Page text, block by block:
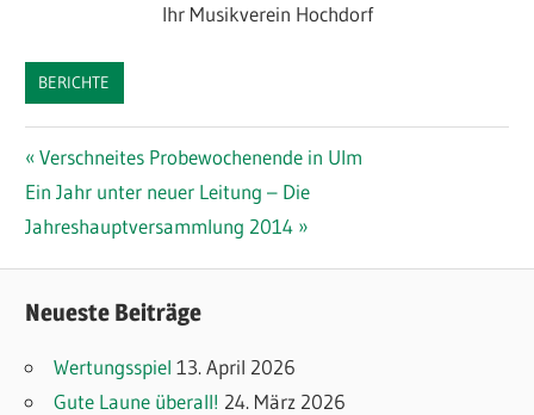
Ihr Musikverein Hochdorf
BERICHTE
Beitragsnavigation
Vorheriger
Beitrag:
Verschneites Probewochenende in Ulm
Nächster
Beitrag:
Ein Jahr unter neuer Leitung – Die
Jahreshauptversammlung 2014
Neueste Beiträge
Wertungsspiel 13. April 2026
Gute Laune überall! 24. März 2026